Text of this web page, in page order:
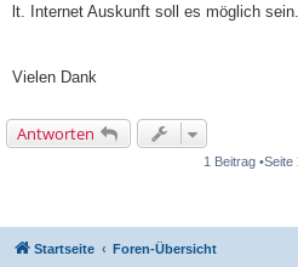
lt. Internet Auskunft soll es möglich
Vielen Dank
Antworten
1 Beitrag •Seite
Startseite Foren-Übersicht